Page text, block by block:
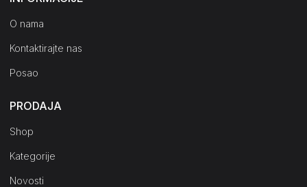
O nama
Kontaktirajte nas
Posao
PRODAJA
Shop
Kategorije
Novosti